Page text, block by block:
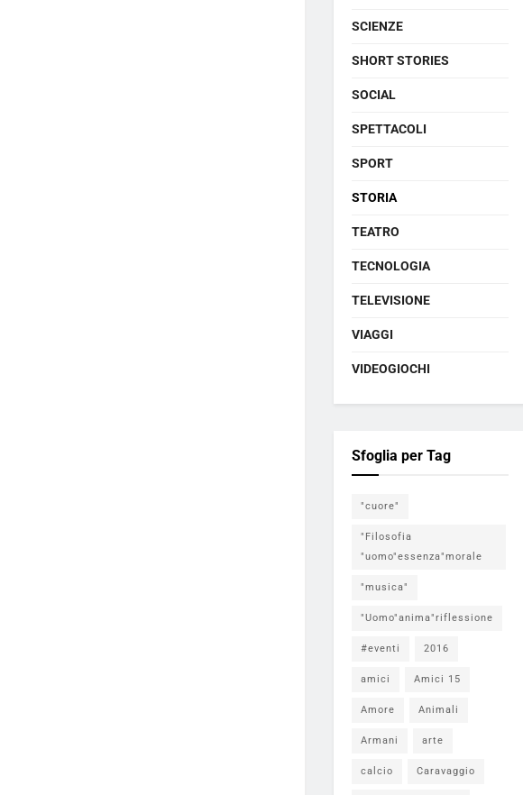
SCIENZE
SHORT STORIES
SOCIAL
SPETTACOLI
SPORT
STORIA
TEATRO
TECNOLOGIA
TELEVISIONE
VIAGGI
VIDEOGIOCHI
Sfoglia per Tag
"cuore"
"Filosofia
"uomo"essenza"morale
"musica"
"Uomo"anima"riflessione
#eventi 2016
amici Amici 15
Amore Animali
Armani arte
calcio Caravaggio